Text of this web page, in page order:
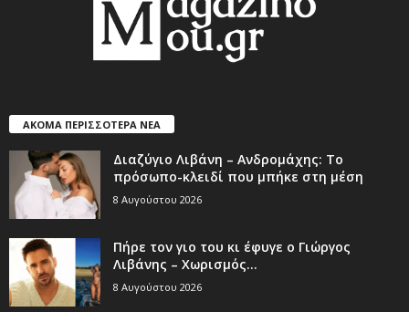
ΑΚΟΜΑ ΠΕΡΙΣΣΟΤΕΡΑ ΝΕΑ
Διαζύγιο Λιβάνη – Ανδρομάχης: Το
πρόσωπο-κλειδί που μπήκε στη μέση
8 Αυγούστου 2026
Πήρε τον γιο του κι έφυγε ο Γιώργος
Λιβάνης – Χωρισμός...
8 Αυγούστου 2026